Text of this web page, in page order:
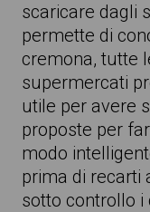
scaricare dagli
permette di
cremona, tutte
supermercati
utile per avere
proposte per
modo
prima di recarti
sotto controllo i